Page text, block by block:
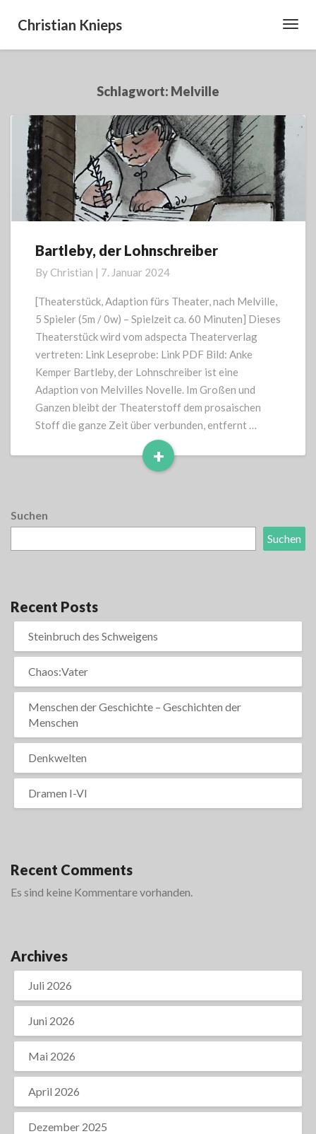
Christian Knieps
Schlagwort: Melville
Bartleby,
Lohnschreiber
Bartleby, der Lohnschreiber
By Christian | 7. Januar 2024
[Theaterstück, Adaption fürs Theater, nach Melville,
5 Spieler (5m / 0w) – Spielzeit ca. 60 Minuten] Dieses
Theaterstück wird vom adspecta Theaterverlag
vertreten: Link Leseprobe: Link PDF Bild: Anke
Kemper Bartleby, der Lohnschreiber ist eine
Adaption von Melvilles Novelle. Im Großen und
Ganzen bleibt der Theaterstoff dem prosaischen
Stoff die ganze Zeit über verbunden, entfernt …
+
Read
Suchen
Suchen
Recent Posts
Steinbruch des Schweigens
Chaos:Vater
Menschen der Geschichte – Geschichten der
Menschen
Denkwelten
Dramen I-VI
Recent Comments
Es sind keine Kommentare vorhanden.
Archives
Juli 2026
Juni 2026
Mai 2026
April 2026
Dezember 2025